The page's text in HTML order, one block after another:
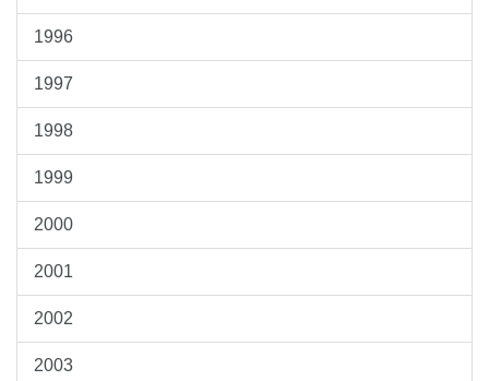
1996
1997
1998
1999
2000
2001
2002
2003